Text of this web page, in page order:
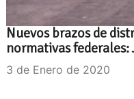
Nuevos brazos de
normativas federales:
3 de Enero de 2020